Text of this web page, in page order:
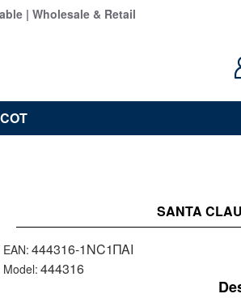
| Wholesale & Retail
SANTA
Model: 444316
EAN: 444316-1NC1ΠΑΙ